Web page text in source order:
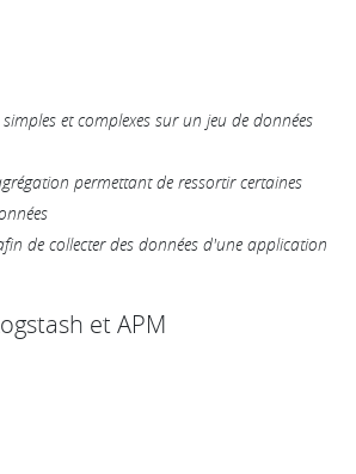
et complexes sur un jeu de données
permettant de ressortir certaines
de collecter des données d'une application
et APM